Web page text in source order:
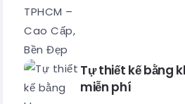
Tự thiết kế bằng
miễn phí